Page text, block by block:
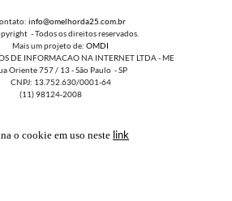
info@omelhorda25.com.br
- Todos os direitos reservados.
um projeto de: OMDI
INFORMACAO NA INTERNET LTDA - ME
757 / 13 - São Paulo - SP
13.752.630/0001-64
(11) 98124-2008
o cookie em uso neste link